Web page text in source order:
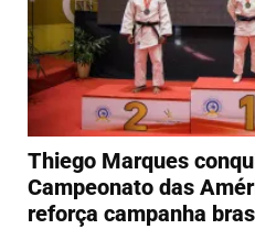
Thiego Marques
Campeonato das
reforça campanha